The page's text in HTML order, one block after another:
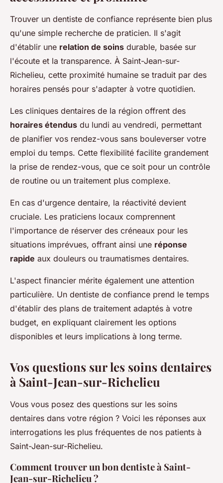
Trouver un dentiste de confiance représente bien plus
qu'une simple recherche de praticien. Il s'agit
d'établir une relation de soins durable, basée sur
l'écoute et la transparence. À Saint-Jean-sur-
Richelieu, cette proximité humaine se traduit par des
horaires pensés pour s'adapter à votre quotidien.
Les cliniques dentaires de la région offrent des
horaires étendus du lundi au vendredi, permettant
de planifier vos rendez-vous sans bouleverser votre
emploi du temps. Cette flexibilité facilite grandement
la prise de rendez-vous, que ce soit pour un contrôle
de routine ou un traitement plus complexe.
En cas d'urgence dentaire, la réactivité devient
cruciale. Les praticiens locaux comprennent
l'importance de réserver des créneaux pour les
situations imprévues, offrant ainsi une réponse
rapide aux douleurs ou traumatismes dentaires.
L'aspect financier mérite également une attention
particulière. Un dentiste de confiance prend le temps
d'établir des plans de traitement adaptés à votre
budget, en expliquant clairement les options
disponibles et leurs implications à long terme.
Vos questions sur les soins dentaires
à Saint-Jean-sur-Richelieu
Vous vous posez des questions sur les soins
dentaires dans votre région ? Voici les réponses aux
interrogations les plus fréquentes de nos patients à
Saint-Jean-sur-Richelieu.
Comment trouver un bon dentiste à Saint-
Jean-sur-Richelieu ?